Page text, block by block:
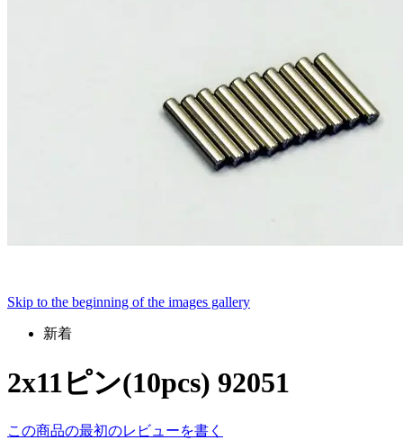
Skip to the beginning of the images gallery
新着
2x11ピン(10pcs) 92051
この商品の最初のレビューを書く